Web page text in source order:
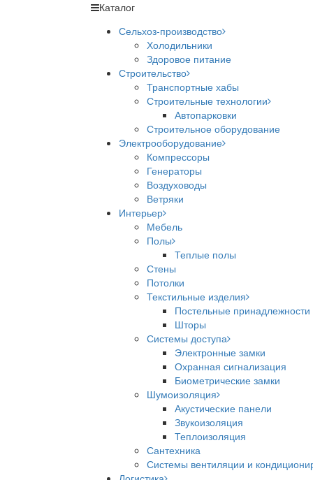
Каталог
Сельхоз-производство
Холодильники
Здоровое питание
Строительство
Транспортные хабы
Строительные технологии
Автопарковки
Строительное оборудование
Электрооборудование
Компрессоры
Генераторы
Воздуховоды
Ветряки
Интерьер
Мебель
Полы
Теплые полы
Стены
Потолки
Текстильные изделия
Постельные принадлежности
Шторы
Системы доступа
Электронные замки
Охранная сигнализация
Биометрические замки
Шумоизоляция
Акустические панели
Звукоизоляция
Теплоизоляция
Сантехника
Системы вентиляции и